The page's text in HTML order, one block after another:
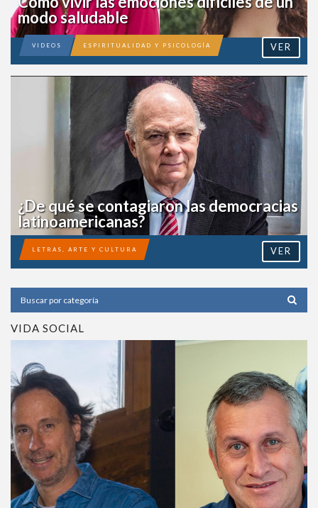
un modo saludable
ESPIRITUALIDAD Y PSICOLOGÍA
VIDEOS VER
¿De qué se contagiaron las
democracias latinoamericanas?
LETRAS, ARTE Y CULTURA VER
VIDA SOCIAL